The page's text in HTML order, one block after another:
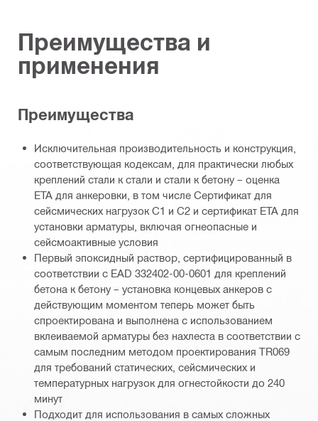
Преимущества и
применения
Преимущества
Исключительная производительность и конструкция,
соответствующая кодексам, для практически любых
креплений стали к стали и стали к бетону – оценка
ETA для анкеровки, в том числе Сертификат для
сейсмических нагрузок C1 и C2 и сертификат ETA для
установки арматуры, включая огнеопасные и
сейсмоактивные условия
Первый эпоксидный раствор, сертифицированный в
соответствии с EAD 332402-00-0601 для креплений
бетона к бетону – установка концевых анкеров с
действующим моментом теперь может быть
спроектирована и выполнена с использованием
вклеиваемой арматуры без нахлеста в соответствии с
самым последним методом проектирования TR069
для требований статических, сейсмических и
температурных нагрузок для огнестойкости до 240
минут
Подходит для использования в самых сложных